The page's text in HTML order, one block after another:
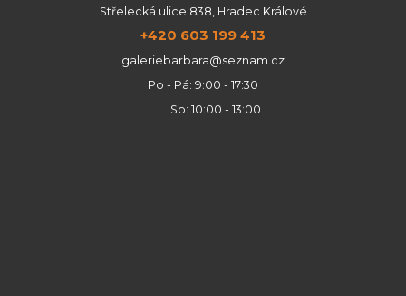
Střelecká ulice 838, Hradec Králové
+420 603 199 413
galeriebarbara@seznam.cz
Po - Pá: 9:00 - 17:30
So: 10:00 - 13:00